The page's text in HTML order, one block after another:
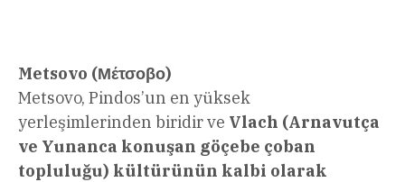
Metsovo (Μέτσοβο)
Metsovo, Pindos’un en yüksek
yerleşimlerinden biridir ve Vlach (Arnavutça
ve Yunanca konuşan göçebe çoban
topluluğu) kültürünün kalbi olarak